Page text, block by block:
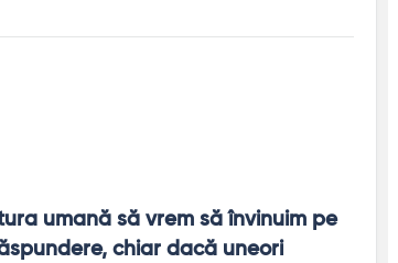
umană să vrem să învinuim pe
chiar dacă uneori